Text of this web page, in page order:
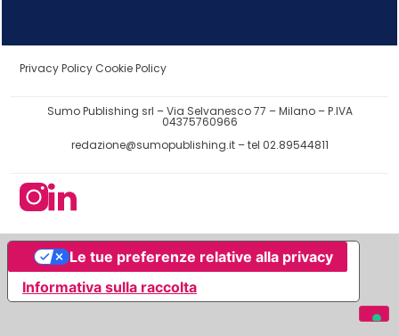
Privacy Policy Cookie Policy
Sumo Publishing srl – Via Selvanesco 77 – Milano – P.IVA
04375760966
redazione@sumopublishing.it– tel 02.89544811
Informativa sulla raccolta
Le tue preferenze relative alla privacy